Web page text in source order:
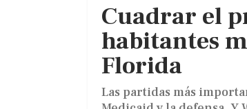
Cuadrar el
habitantes
Florida
Las partidas más